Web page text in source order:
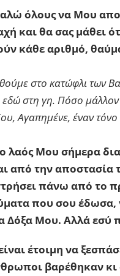
όλους να Μου
και θα σας μάθει
κάθε αριθμό,
στο κατώφλι των
στη γη. Πόσο
Αγαπημένε, έναν τόνο
Μου σήμερα
από την
πάνω από το
που σου έδωσα,
Δόξα Μου. Αλλά
έτοιμη να
βαρέθηκαν κι